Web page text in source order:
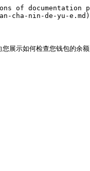
of documentation
cha-nin-de-yu-
展示如何检查您钱包的余额